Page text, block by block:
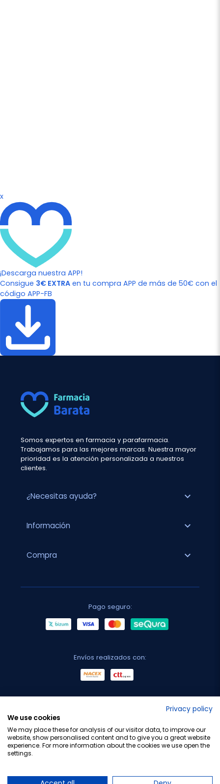
x
¡Descarga nuestra APP!
Consigue 3€ EXTRA en tu compra APP de más de 50€ con el
código APP-FB
Somos expertos en farmacia y parafarmacia.
Trabajamos para las mejores marcas. Nuestra mayor
prioridad es la atención personalizada a nuestros
clientes.
¿Necesitas ayuda? expand_more
Información expand_more
Compra expand_more
Pago seguro:
Envíos realizados con:
Privacy policy
We use cookies
We may place these for analysis of our visitor data, to improve our
website, show personalised content and to give you a great website
experience. For more information about the cookies we use open the
settings.